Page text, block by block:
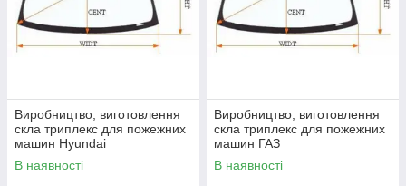
Виробництво, виготовлення
скла триплекс для пожежних
машин Hyundai
В наявності
Виробництво, виготовлення
скла триплекс для пожежних
машин ГАЗ
В наявності